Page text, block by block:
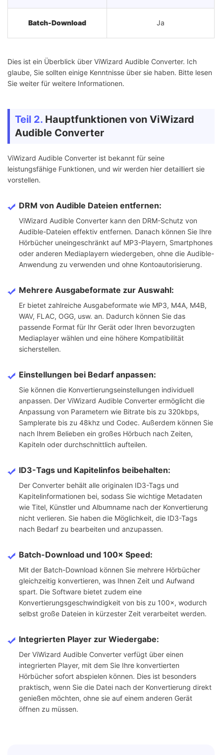
Batch-Download Ja
Dies ist ein Überblick über ViWizard Audible Converter. Ich
glaube, Sie sollten einige Kenntnisse über sie haben. Bitte lesen
Sie weiter für weitere Informationen.
Teil 2. Hauptfunktionen von ViWizard
Audible Converter
ViWizard Audible Converter ist bekannt für seine
leistungsfähige Funktionen, und wir werden hier detailliert sie
vorstellen.
DRM von Audible Dateien entfernen:
ViWizard Audible Converter kann den DRM-Schutz von
Audible-Dateien effektiv entfernen. Danach können Sie Ihre
Hörbücher uneingeschränkt auf MP3-Playern, Smartphones
oder anderen Mediaplayern wiedergeben, ohne die Audible-
Anwendung zu verwenden und ohne Kontoautorisierung.
Mehrere Ausgabeformate zur Auswahl:
Er bietet zahlreiche Ausgabeformate wie MP3, M4A, M4B,
WAV, FLAC, OGG, usw. an. Dadurch können Sie das
passende Format für Ihr Gerät oder Ihren bevorzugten
Mediaplayer wählen und eine höhere Kompatibilität
sicherstellen.
Einstellungen bei Bedarf anpassen:
Sie können die Konvertierungseinstellungen individuell
anpassen. Der ViWizard Audible Converter ermöglicht die
Anpassung von Parametern wie Bitrate bis zu 320kbps,
Samplerate bis zu 48khz und Codec. Außerdem können Sie
nach Ihrem Belieben ein großes Hörbuch nach Zeiten,
Kapiteln oder durchschnittlich aufteilen.
ID3-Tags und Kapitelinfos beibehalten:
Der Converter behält alle originalen ID3-Tags und
Kapitelinformationen bei, sodass Sie wichtige Metadaten
wie Titel, Künstler und Albumname nach der Konvertierung
nicht verlieren. Sie haben die Möglichkeit, die ID3-Tags
nach Bedarf zu bearbeiten und anzupassen.
Batch-Download und 100× Speed:
Mit der Batch-Download können Sie mehrere Hörbücher
gleichzeitig konvertieren, was Ihnen Zeit und Aufwand
spart. Die Software bietet zudem eine
Konvertierungsgeschwindigkeit von bis zu 100×, wodurch
selbst große Dateien in kürzester Zeit verarbeitet werden.
Integrierten Player zur Wiedergabe:
Der ViWizard Audible Converter verfügt über einen
integrierten Player, mit dem Sie Ihre konvertierten
Hörbücher sofort abspielen können. Dies ist besonders
praktisch, wenn Sie die Datei nach der Konvertierung direkt
genießen möchten, ohne sie auf einem anderen Gerät
öffnen zu müssen.